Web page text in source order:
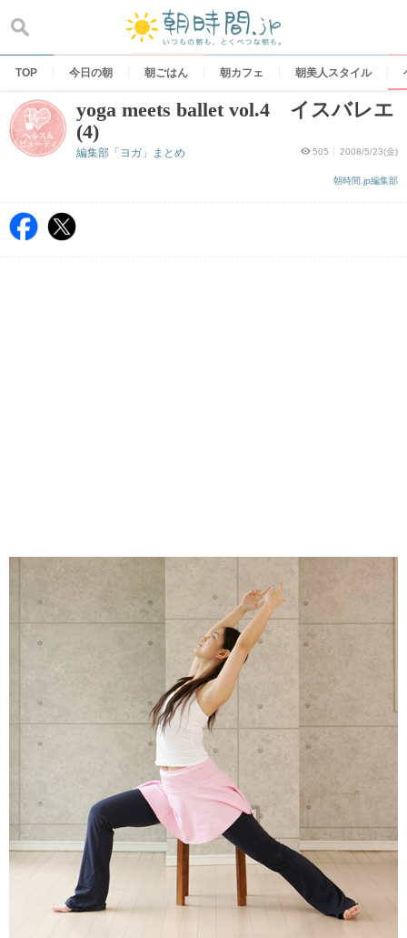
content
TOP 今日の朝 朝ごはん 朝カフェ 朝美人スタイル
yoga meets ballet vol.4 イスバレエ
(4)
505 2008/5/23(金)
朝時間.jp編集部
編集部「ヨガ」まとめ